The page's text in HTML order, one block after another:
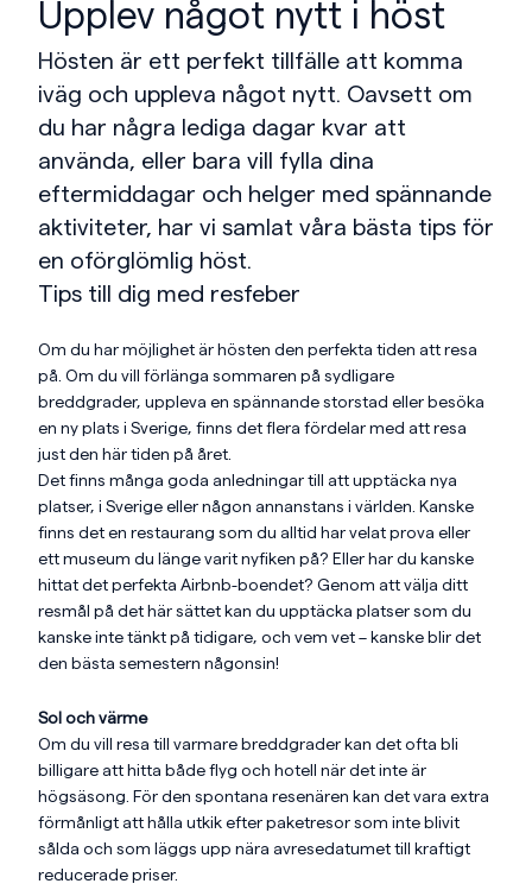
Upplev något nytt i höst
Hösten är ett perfekt tillfälle att komma
iväg och uppleva något nytt. Oavsett om
du har några lediga dagar kvar att
använda, eller bara vill fylla dina
eftermiddagar och helger med spännande
aktiviteter, har vi samlat våra bästa tips för
en oförglömlig höst.
Tips till dig med resfeber
Om du har möjlighet är hösten den perfekta tiden att resa
på. Om du vill förlänga sommaren på sydligare
breddgrader, uppleva en spännande storstad eller besöka
en ny plats i Sverige, finns det flera fördelar med att resa
just den här tiden på året.
Det finns många goda anledningar till att upptäcka nya
platser, i Sverige eller någon annanstans i världen. Kanske
finns det en restaurang som du alltid har velat prova eller
ett museum du länge varit nyfiken på? Eller har du kanske
hittat det perfekta Airbnb-boendet? Genom att välja ditt
resmål på det här sättet kan du upptäcka platser som du
kanske inte tänkt på tidigare, och vem vet – kanske blir det
den bästa semestern någonsin!
Sol och värme
Om du vill resa till varmare breddgrader kan det ofta bli
billigare att hitta både flyg och hotell när det inte är
högsäsong. För den spontana resenären kan det vara extra
förmånligt att hålla utkik efter paketresor som inte blivit
sålda och som läggs upp nära avresedatumet till kraftigt
reducerade priser.